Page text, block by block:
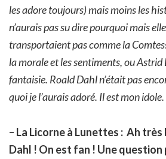
les adore toujours) mais moins les
n’aurais pas su dire pourquoi mais
transportaient pas comme la
la morale et les sentiments, ou Astrid
fantaisie. Roald Dahl n’était pas
quoi je l’aurais adoré. Il est mon idole.
– La Licorne à Lunettes : Ah très
Dahl ! On est fan ! Une question